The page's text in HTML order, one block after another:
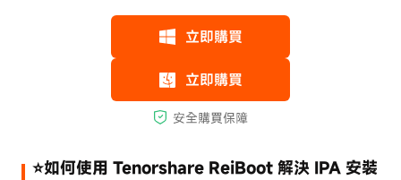
⭐如何使用 Tenorshare ReiBoot 解決 IPA 安裝